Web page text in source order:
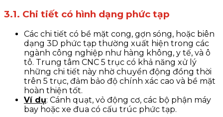
3.1. Chi tiết có hình dạng phức tạp
Các chi tiết có bề mặt cong, gợn sóng, hoặc biên
dạng 3D phức tạp thường xuất hiện trong các
ngành công nghiệp như hàng không, y tế, và ô
tô. Trung tâm CNC 5 trục có khả năng xử lý
những chi tiết này nhờ chuyển động đồng thời
trên 5 trục, đảm bảo độ chính xác cao và bề mặt
hoàn thiện tốt.
Ví dụ: Cánh quạt, vỏ động cơ, các bộ phận máy
bay hoặc xe đua có cấu trúc phức tạp.